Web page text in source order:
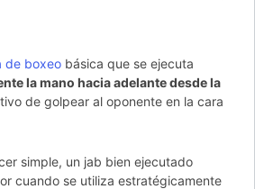
de boxeo básica que se ejecuta
la mano hacia adelante desde la
de golpear al oponente en la cara
simple, un jab bien ejecutado
cuando se utiliza estratégicamente